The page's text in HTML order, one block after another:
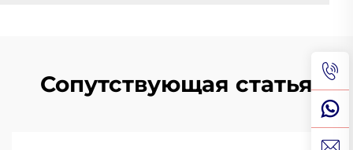
Сопутствующая статья